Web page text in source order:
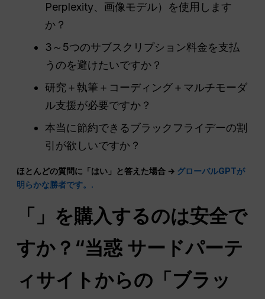
Perplexity、画像モデル）を使用します
か？
3～5つのサブスクリプション料金を支払
うのを避けたいですか？
研究＋執筆＋コーディング＋マルチモーダ
ル支援が必要ですか？
本当に節約できるブラックフライデーの割
引が欲しいですか？
ほとんどの質問に「はい」と答えた場合 → グローバルGPTが
明らかな勝者です。.
「」を購入するのは安全で
すか？“当惑 サードパーテ
ィサイトからの「ブラッ